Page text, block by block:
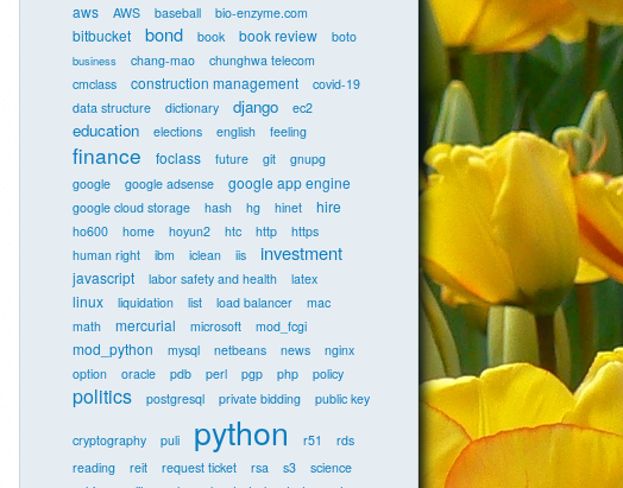
aws
AWS baseball bio-enzyme.com
bitbucket bond book book review boto
business chang-mao
chunghwa telecom
cmclass
construction management
covid-19
data structure
dictionary django ec2
education elections english feeling
finance foclass future git
gnupg
google
google adsense google app engine
google cloud storage hash hg hinet hire
ho600 home hoyun2 htc http
https
human right
ibm iclean iis investment
javascript labor safety and health latex
linux liquidation list load balancer
mac
math
mercurial microsoft mod_fcgi
mod_python mysql netbeans news
nginx
option
oracle pdb perl pgp php policy
politics postgresql private bidding public key
cryptography puli python r51
rds
reading
reit request ticket rsa s3
science